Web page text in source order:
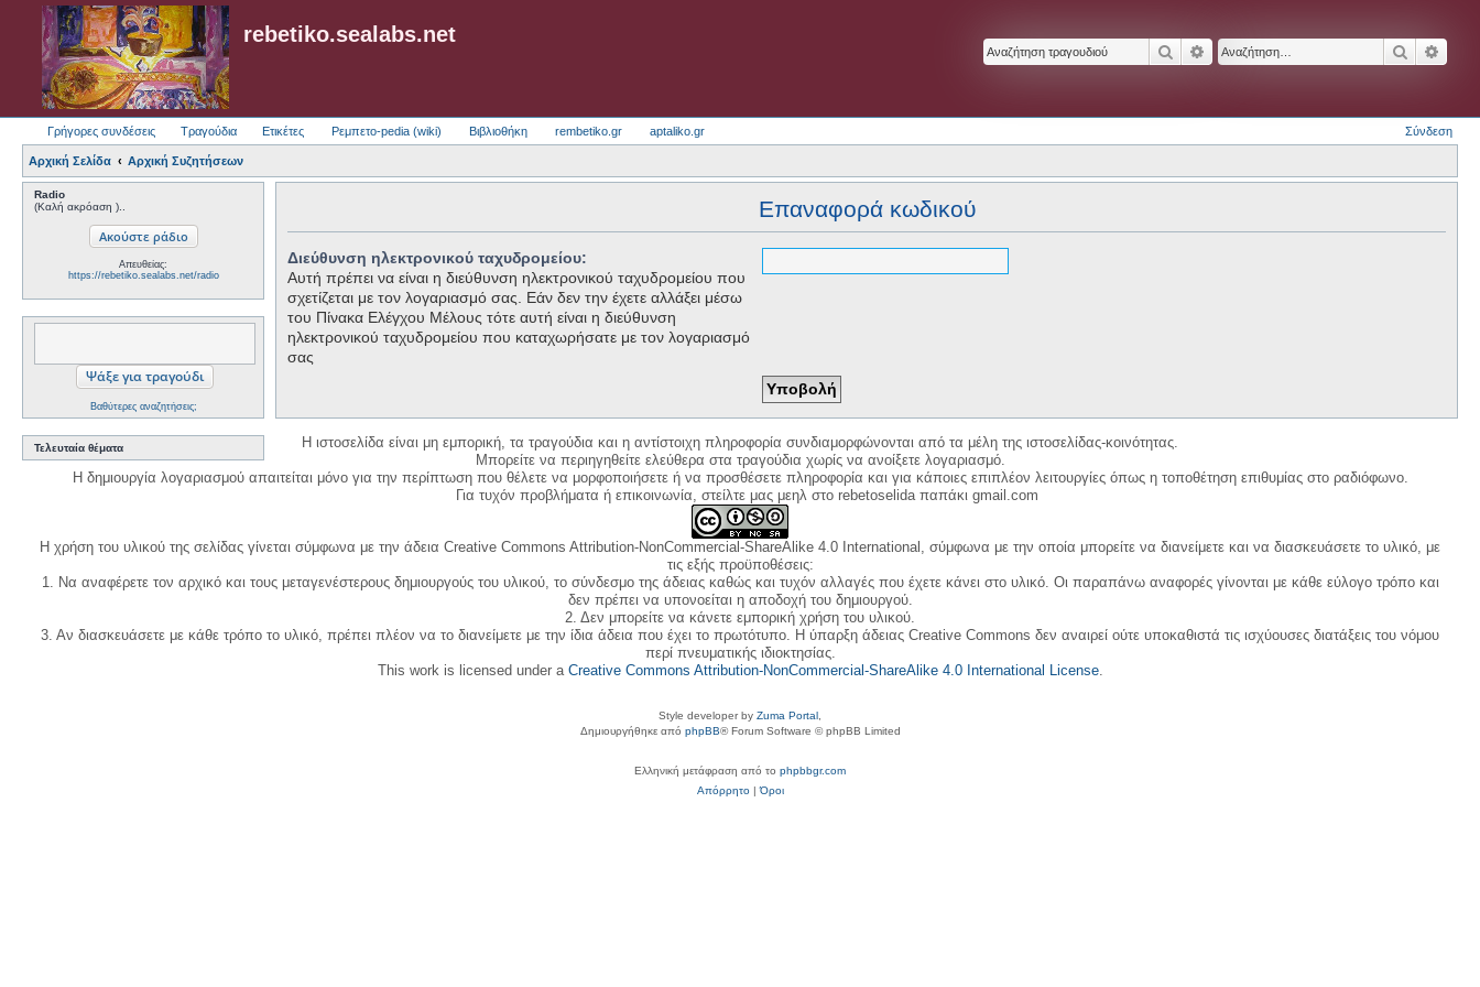
rebetiko.sealabs.net
ΑναζήτησηΕιδική αναζήτηση
Γρήγορες συνδέσεις Τραγούδια Ετικέτες Ρεμπετο-pedia (wiki) Βιβλιοθήκη rembetiko.gr aptaliko.gr Σύνδεση
Αρχική Σελίδα Αρχική Συζητήσεων
Radio
(Καλή ακρόαση )..
Απευθείας:
https://rebetiko.sealabs.net/radio
Βαθύτερες αναζητήσεις;
Τελευταία θέματα
Επαναφορά κωδικού
Διεύθυνση ηλεκτρονικού ταχυδρομείου:
Αυτή πρέπει να είναι η διεύθυνση ηλεκτρονικού ταχυδρομείου που
σχετίζεται με τον λογαριασμό σας. Εάν δεν την έχετε αλλάξει μέσω
του Πίνακα Ελέγχου Μέλους τότε αυτή είναι η διεύθυνση
ηλεκτρονικού ταχυδρομείου που καταχωρήσατε με τον λογαριασμό
σας
Η ιστοσελίδα είναι μη εμπορική, τα τραγούδια και η αντίστοιχη πληροφορία συνδιαμορφώνονται από τα μέλη της ιστοσελίδας-κοινότητας.
Μπορείτε να περιηγηθείτε ελεύθερα στα τραγούδια χωρίς να ανοίξετε λογαριασμό.
Η δημιουργία λογαριασμού απαιτείται μόνο για την περίπτωση που θέλετε να μορφοποιήσετε ή να προσθέσετε πληροφορία και για κάποιες επιπλέον λειτουργίες όπως η τοποθέτηση επιθυμίας στο ραδιόφωνο.
Για τυχόν προβλήματα ή επικοινωνία, στείλτε μας μεηλ στο rebetoselida παπάκι gmail.com
Η χρήση του υλικού της σελίδας γίνεται σύμφωνα με την άδεια Creative Commons Attribution-NonCommercial-ShareAlike 4.0 International, σύμφωνα με την οποία μπορείτε να διανείμετε και να διασκευάσετε το υλικό, με
τις εξής προϋποθέσεις:
1. Να αναφέρετε τον αρχικό και τους μεταγενέστερους δημιουργούς του υλικού, το σύνδεσμο της άδειας καθώς και τυχόν αλλαγές που έχετε κάνει στο υλικό. Οι παραπάνω αναφορές γίνονται με κάθε εύλογο τρόπο και
δεν πρέπει να υπονοείται η αποδοχή του δημιουργού.
2. Δεν μπορείτε να κάνετε εμπορική χρήση του υλικού.
3. Αν διασκευάσετε με κάθε τρόπο το υλικό, πρέπει πλέον να το διανείμετε με την ίδια άδεια που έχει το πρωτότυπο. Η ύπαρξη άδειας Creative Commons δεν αναιρεί ούτε υποκαθιστά τις ισχύουσες διατάξεις του νόμου
περί πνευματικής ιδιοκτησίας.
This work is licensed under a Creative Commons Attribution-NonCommercial-ShareAlike 4.0 International License.
Style developer by Zuma Portal
Δημιουργήθηκε από phpBB® Forum Software © phpBB Limited
Ελληνική μετάφραση από το phpbbgr.com
Απόρρητο|Όροι